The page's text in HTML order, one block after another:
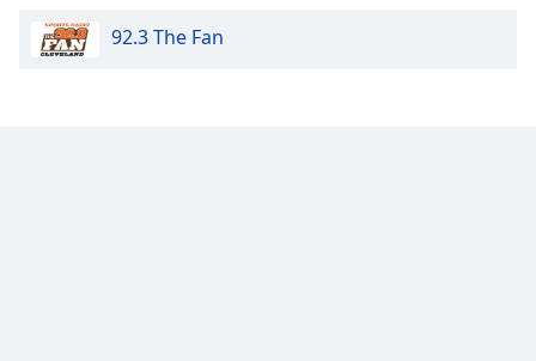
Modal
Dialog
92.3 The Fan